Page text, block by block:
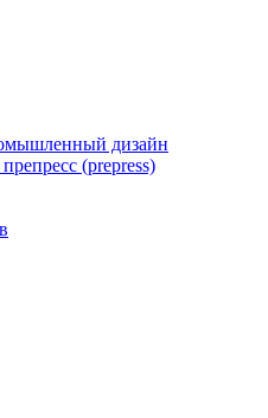
дизайн
(prepress)